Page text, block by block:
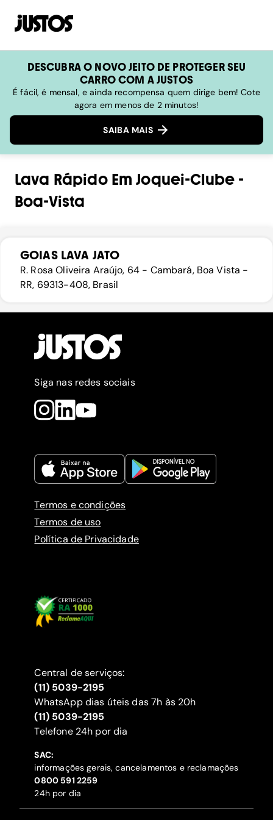
DESCUBRA O NOVO JEITO DE PROTEGER SEU
CARRO COM A JUSTOS
É fácil, é mensal, e ainda recompensa quem dirige bem! Cote
agora em menos de 2 minutos!
SAIBA MAIS
Lava RápidoEmJoquei-Clube -
Boa-Vista
GOIAS LAVA JATO
R. Rosa Oliveira Araújo, 64 - Cambará, Boa Vista -
RR, 69313-408, Brasil
Siga nas redes sociais
Termos e condições
Termos de uso
Política de Privacidade
Central de serviços:
(11) 5039-2195
WhatsApp dias úteis das 7h às 20h
(11) 5039-2195
‍Telefone 24h por dia
SAC:
informações gerais, cancelamentos e reclamações
‍0800 591 2259
24h por dia